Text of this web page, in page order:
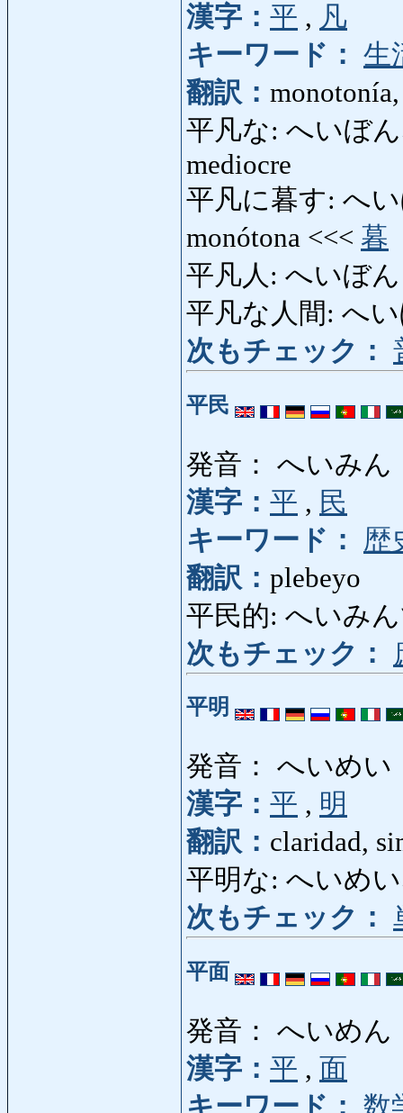
漢字： 平 , 凡
キーワード： 生
翻訳：
平凡な: へいぼん
mediocre
平凡に暮す: へ
monótona <<< 暮
平凡人: へいぼ
平凡な人間: へ
次もチェック：
平民
発音： へいみん
漢字： 平 , 民
キーワード：
歴
翻訳： plebeyo
平民的: へいみ
次もチェック：
平明
発音： へいめい
漢字： 平 , 明
翻訳： claridad,
平明な: へいめ
次もチェック：
平面
発音： へいめん
漢字： 平 , 面
キーワード： 数